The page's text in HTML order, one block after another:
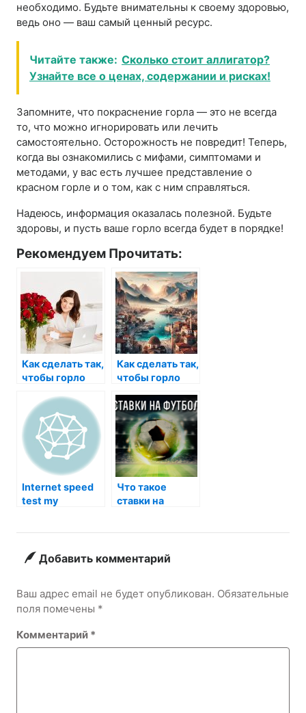
необходимо. Будьте внимательны к своему здоровью,
ведь оно — ваш самый ценный ресурс.
Читайте также: Сколько стоит аллигатор?
Узнайте все о ценах, содержании и рисках!
Запомните, что покраснение горла — это не всегда
то, что можно игнорировать или лечить
самостоятельно. Осторожность не повредит! Теперь,
когда вы ознакомились с мифами, симптомами и
методами, у вас есть лучшее представление о
красном горле и о том, как с ним справляться.
Надеюсь, информация оказалась полезной. Будьте
здоровы, и пусть ваше горло всегда будет в порядке!
Рекомендуем Прочитать:
Как сделать так,
чтобы горло
мифы и
реальность
Как сделать так,
чтобы горло
мифы и
реальность
Internet speed
test my
Что такое
ставки на
Добавить комментарий
Ваш адрес email не будет опубликован. Обязательные
поля помечены *
Комментарий *